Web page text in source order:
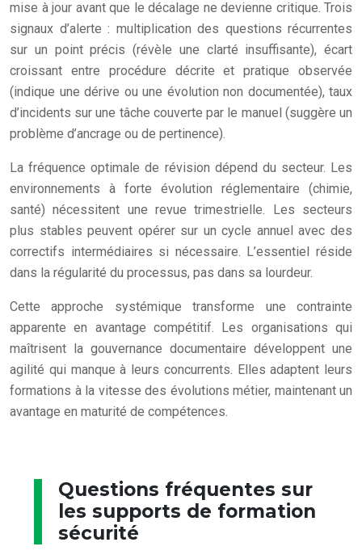
mise à jour avant que le décalage ne devienne critique. Trois
signaux d’alerte : multiplication des questions récurrentes
sur un point précis (révèle une clarté insuffisante), écart
croissant entre procédure décrite et pratique observée
(indique une dérive ou une évolution non documentée), taux
d’incidents sur une tâche couverte par le manuel (suggère un
problème d’ancrage ou de pertinence).
La fréquence optimale de révision dépend du secteur. Les
environnements à forte évolution réglementaire (chimie,
santé) nécessitent une revue trimestrielle. Les secteurs
plus stables peuvent opérer sur un cycle annuel avec des
correctifs intermédiaires si nécessaire. L’essentiel réside
dans la régularité du processus, pas dans sa lourdeur.
Cette approche systémique transforme une contrainte
apparente en avantage compétitif. Les organisations qui
maîtrisent la gouvernance documentaire développent une
agilité qui manque à leurs concurrents. Elles adaptent leurs
formations à la vitesse des évolutions métier, maintenant un
avantage en maturité de compétences.
Questions fréquentes sur
les supports de formation
sécurité